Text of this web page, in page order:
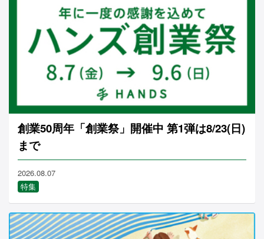
創業50周年「創業祭」開催中 第1弾は8/23(日)
まで
2026.08.07
特集